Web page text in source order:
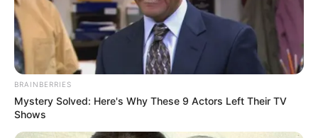
BRAINBERRIES
Mystery Solved: Here's Why These 9 Actors Left Their TV
Shows